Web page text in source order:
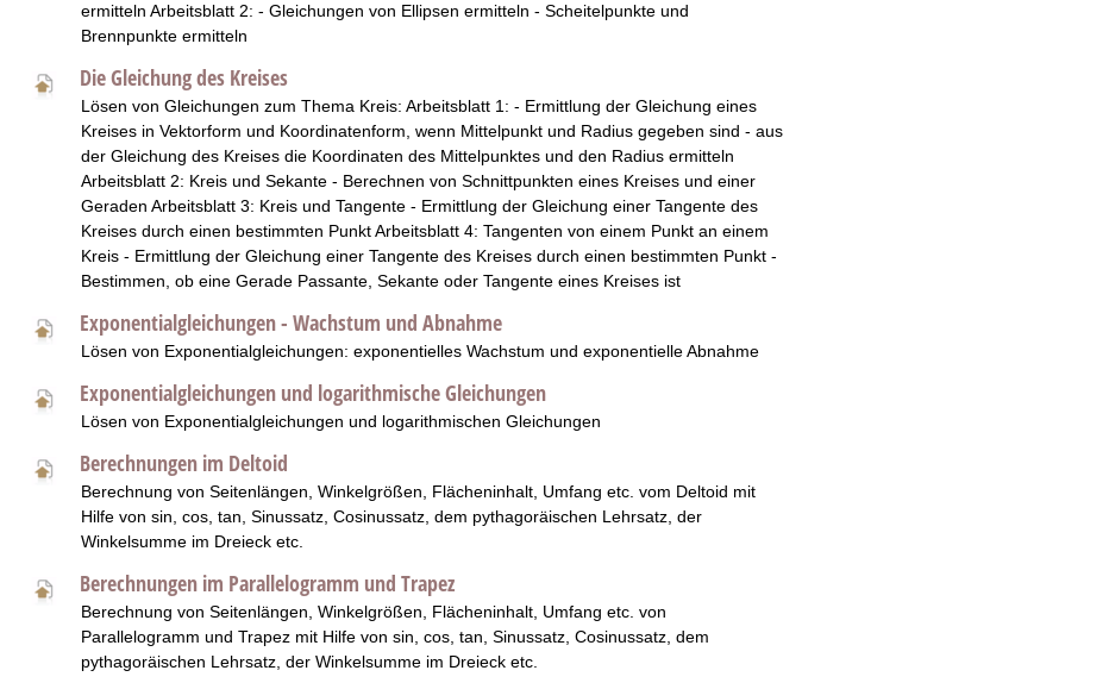
ermitteln Arbeitsblatt 2: - Gleichungen von Ellipsen ermitteln - Scheitelpunkte und
Brennpunkte ermitteln
Die Gleichung des Kreises
Lösen von Gleichungen zum Thema Kreis: Arbeitsblatt 1: - Ermittlung der Gleichung eines
Kreises in Vektorform und Koordinatenform, wenn Mittelpunkt und Radius gegeben sind - aus
der Gleichung des Kreises die Koordinaten des Mittelpunktes und den Radius ermitteln
Arbeitsblatt 2: Kreis und Sekante - Berechnen von Schnittpunkten eines Kreises und einer
Geraden Arbeitsblatt 3: Kreis und Tangente - Ermittlung der Gleichung einer Tangente des
Kreises durch einen bestimmten Punkt Arbeitsblatt 4: Tangenten von einem Punkt an einem
Kreis - Ermittlung der Gleichung einer Tangente des Kreises durch einen bestimmten Punkt -
Bestimmen, ob eine Gerade Passante, Sekante oder Tangente eines Kreises ist
Exponentialgleichungen - Wachstum und Abnahme
Lösen von Exponentialgleichungen: exponentielles Wachstum und exponentielle Abnahme
Exponentialgleichungen und logarithmische Gleichungen
Lösen von Exponentialgleichungen und logarithmischen Gleichungen
Berechnungen im Deltoid
Berechnung von Seitenlängen, Winkelgrößen, Flächeninhalt, Umfang etc. vom Deltoid mit
Hilfe von sin, cos, tan, Sinussatz, Cosinussatz, dem pythagoräischen Lehrsatz, der
Winkelsumme im Dreieck etc.
Berechnungen im Parallelogramm und Trapez
Berechnung von Seitenlängen, Winkelgrößen, Flächeninhalt, Umfang etc. von
Parallelogramm und Trapez mit Hilfe von sin, cos, tan, Sinussatz, Cosinussatz, dem
pythagoräischen Lehrsatz, der Winkelsumme im Dreieck etc.